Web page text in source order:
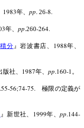
1983年、 pp. 26-8.
年、 pp.260-264.
分』岩波書店、 1988年、
社、 1987年、 pp.160-1 。
.55-56;74-75.極限の定義が
』新世社、 1999年、pp.144-